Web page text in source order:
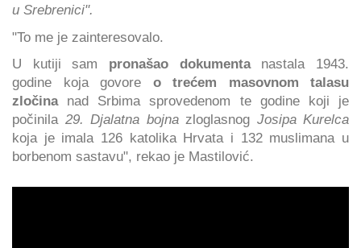
u Srebrenici".
"To me je zainteresovalo.
U kutiji sam pronašao dokumentanastala 1943.
godine koja govore o trećem masovnom talasu
zločinanad Srbima sprovedenom te godine koji je
počinila 29. Djalatna bojnazloglasnog Josipa Kurelca
koja je imala 126 katolika Hrvata i 132 muslimana u
borbenom sastavu", rekao je Mastilović.